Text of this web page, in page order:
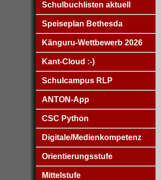
Schulbuchlisten aktuell
Speiseplan Bethesda
Känguru-Wettbewerb 2026
Kant-Cloud :-)
Schulcampus RLP
ANTON-App
CSC Python
Digitale/Medienkompetenz
Orientierungsstufe
Mittelstufe